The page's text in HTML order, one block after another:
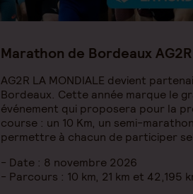
Marathon de Bordeaux AG2R
AG2R LA MONDIALE devient
Bordeaux. Cette année marque le
événement qui proposera pour la
course : un 10 Km, un semi-
permettre à chacun de participer
- Date : 8 novembre 2026
- Parcours : 10 km, 21 km et 42,195